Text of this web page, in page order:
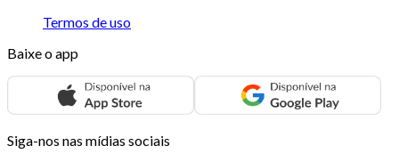
Termos de uso
Baixe o app
Siga-nos nas mídias sociais